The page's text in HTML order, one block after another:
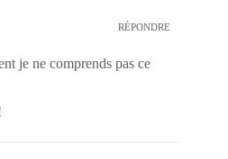
RÉPONDRE
je ne comprends pas ce